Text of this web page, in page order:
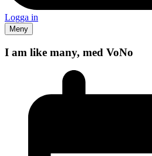
Logga in
Meny
I am like many, med VoNo